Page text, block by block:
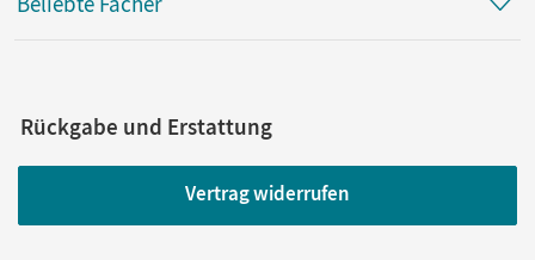
Rückgabe und Erstattung
Vertrag widerrufen